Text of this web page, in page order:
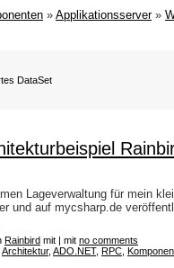
» Applikationsserver»
DataSet
Lageverwaltung für mein
und auf mycsharp.de
Rainbird mit | mit no comments
Architektur, ADO.NET, RPC